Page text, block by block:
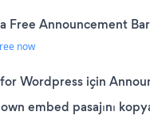
Free Announcement
now
Wordpress için
embed pasajını